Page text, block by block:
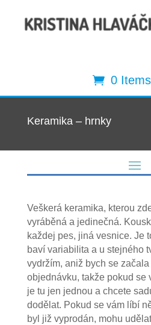
0 Items
Keramika – hrnky
Veškerá keramika, kterou
vyráběná a jedinečná.
každej pes, jiná vesnice. Je
baví variabilita a u stejného
vydržím, aniž bych se
objednávku, takže pokud se
je tu jen jednou a chcete
dodělat. Pokud se vám líbí
byl již vyprodán, mohu